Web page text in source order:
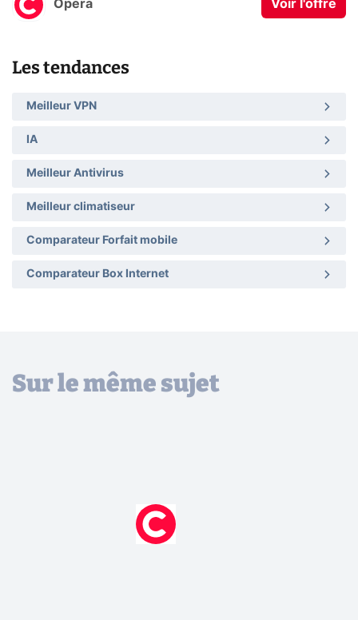
Opera Voir l'offre
Les tendances
Meilleur VPN
IA
Meilleur Antivirus
Meilleur climatiseur
Comparateur Forfait mobile
Comparateur Box Internet
Sur le même sujet